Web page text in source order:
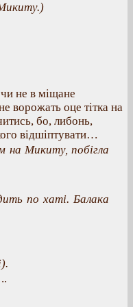
не в міщане
ворожать оце тітка на
бо, либонь,
відшіптувати…
на Микиту, побігла
по хаті. Балака